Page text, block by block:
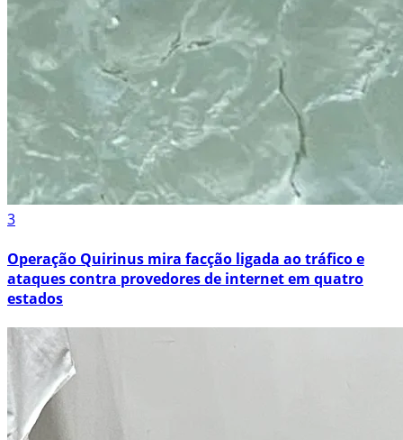
3
Operação Quirinus mira facção ligada ao tráfico e
ataques contra provedores de internet em quatro
estados